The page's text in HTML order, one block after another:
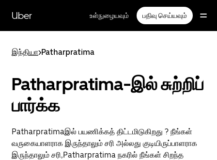
பக்கத்திற்குச்
செல்லவும்
Uber உள்நுழையவும் பதிவு செய்யவும்
இந்தியா>Patharpratima
Patharpratima-இல் சுற்றிப்
பார்க்க
Patharpratimaஇல் பயணிக்கத் திட்டமிடுகிறது ? நீங்கள்
வருகையாளராக இருந்தாலும் சரி அல்லது குடியிருப்பாளராக
இருந்தாலும் சரி,Patharpratima நகரில் நீங்கள் சிறந்த